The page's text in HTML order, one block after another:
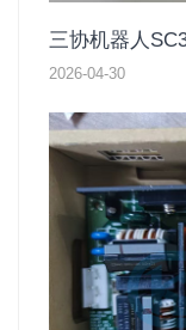
三协机器人
2026-04-30